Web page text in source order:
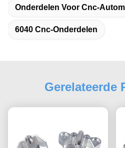
Onderdelen Voor Cnc-
6040 Cnc-Onderdelen
Gerelateerde